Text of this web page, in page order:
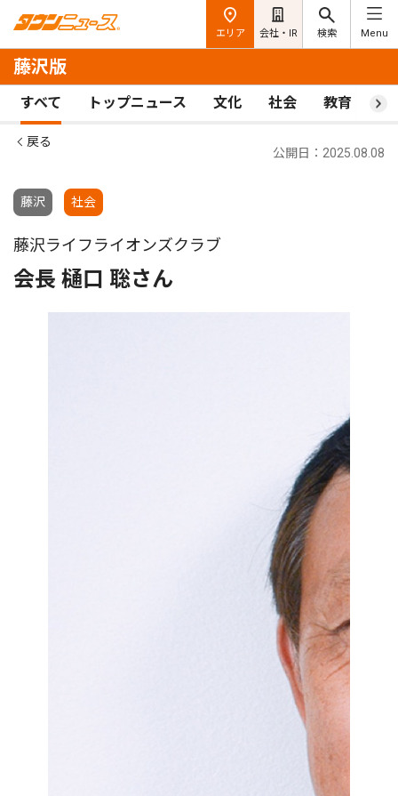
エリア 会社・IR 検索 Menu
藤沢版
すべて トップニュース 文化 社会 教育 ス
戻る
藤沢 社会
公開日：2025.08.08
藤沢ライフライオンズクラブ
会長 樋口 聡さん